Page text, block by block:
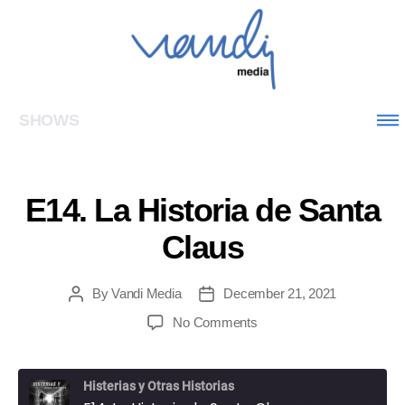
SHOWS
E14. La Historia de Santa
Claus
ByVandi Media
December 21, 2021
No Comments
Histerias y Otras Historias